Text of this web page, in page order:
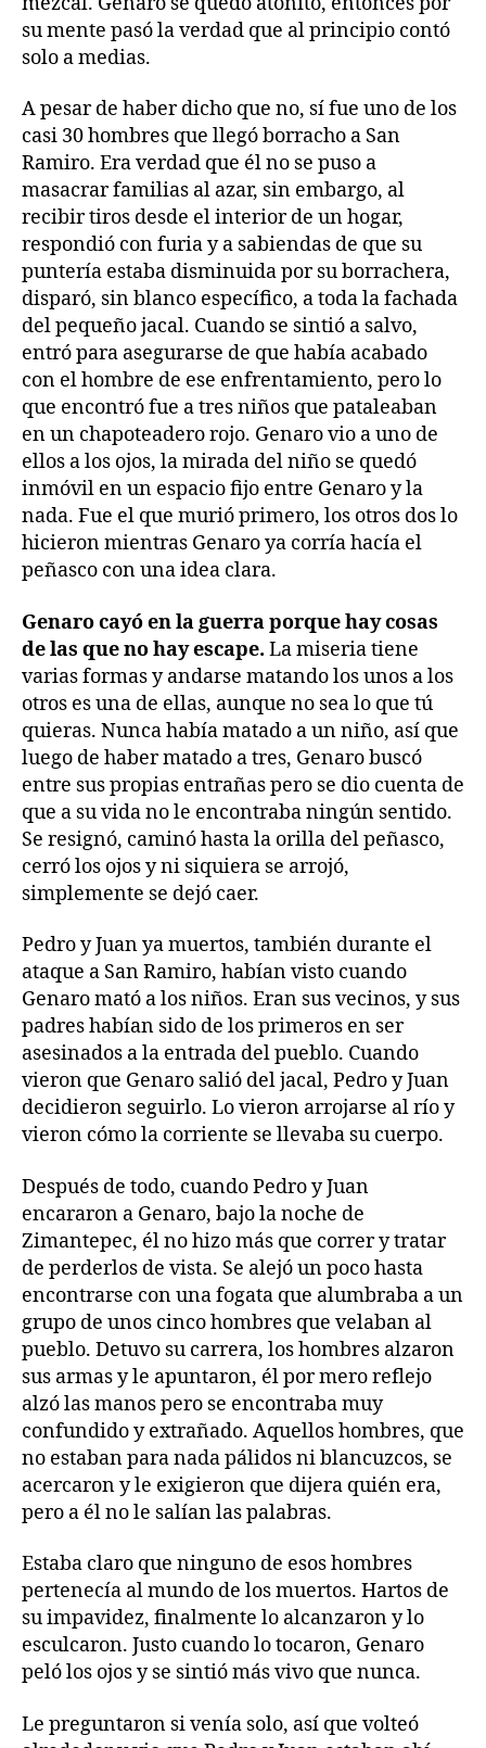
su mente pasó la verdad que al principio contó
solo a medias.
A pesar de haber dicho que no, sí fue uno de los
casi 30 hombres que llegó borracho a San
Ramiro. Era verdad que él no se puso a
masacrar familias al azar, sin embargo, al
recibir tiros desde el interior de un hogar,
respondió con furia y a sabiendas de que su
puntería estaba disminuida por su borrachera,
disparó, sin blanco específico, a toda la fachada
del pequeño jacal. Cuando se sintió a salvo,
entró para asegurarse de que había acabado
con el hombre de ese enfrentamiento, pero lo
que encontró fue a tres niños que pataleaban
en un chapoteadero rojo. Genaro vio a uno de
ellos a los ojos, la mirada del niño se quedó
inmóvil en un espacio fijo entre Genaro y la
nada. Fue el que murió primero, los otros dos lo
hicieron mientras Genaro ya corría hacía el
peñasco con una idea clara.
Genaro cayó en la guerra porque hay cosas
de las que no hay escape. La miseria tiene
varias formas y andarse matando los unos a los
otros es una de ellas, aunque no sea lo que tú
quieras. Nunca había matado a un niño, así que
luego de haber matado a tres, Genaro buscó
entre sus propias entrañas pero se dio cuenta de
que a su vida no le encontraba ningún sentido.
Se resignó, caminó hasta la orilla del peñasco,
cerró los ojos y ni siquiera se arrojó,
simplemente se dejó caer.
Pedro y Juan ya muertos, también durante el
ataque a San Ramiro, habían visto cuando
Genaro mató a los niños. Eran sus vecinos, y sus
padres habían sido de los primeros en ser
asesinados a la entrada del pueblo. Cuando
vieron que Genaro salió del jacal, Pedro y Juan
decidieron seguirlo. Lo vieron arrojarse al río y
vieron cómo la corriente se llevaba su cuerpo.
Después de todo, cuando Pedro y Juan
encararon a Genaro, bajo la noche de
Zimantepec, él no hizo más que correr y tratar
de perderlos de vista. Se alejó un poco hasta
encontrarse con una fogata que alumbraba a un
grupo de unos cinco hombres que velaban al
pueblo. Detuvo su carrera, los hombres alzaron
sus armas y le apuntaron, él por mero reflejo
alzó las manos pero se encontraba muy
confundido y extrañado. Aquellos hombres, que
no estaban para nada pálidos ni blancuzcos, se
acercaron y le exigieron que dijera quién era,
pero a él no le salían las palabras.
Estaba claro que ninguno de esos hombres
pertenecía al mundo de los muertos. Hartos de
su impavidez, finalmente lo alcanzaron y lo
esculcaron. Justo cuando lo tocaron, Genaro
peló los ojos y se sintió más vivo que nunca.
Le preguntaron si venía solo, así que volteó